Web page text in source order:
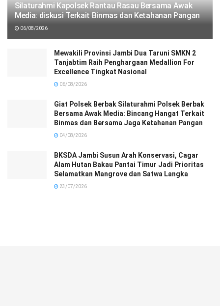
Silaturahmi Kapolsek Rantau Rasau Bersama Awak
Media: diskusi Terkait Binmas dan Ketahanan Pangan
06/08/2026
Mewakili Provinsi Jambi Dua Taruni SMKN 2
Tanjabtim Raih Penghargaan Medallion For
Excellence Tingkat Nasional
06/08/2026
Giat Polsek Berbak Silaturahmi Polsek Berbak
Bersama Awak Media: Bincang Hangat Terkait
Binmas dan Bersama Jaga Ketahanan Pangan
04/08/2026
BKSDA Jambi Susun Arah Konservasi, Cagar
Alam Hutan Bakau Pantai Timur Jadi Prioritas
Selamatkan Mangrove dan Satwa Langka
23/07/2026